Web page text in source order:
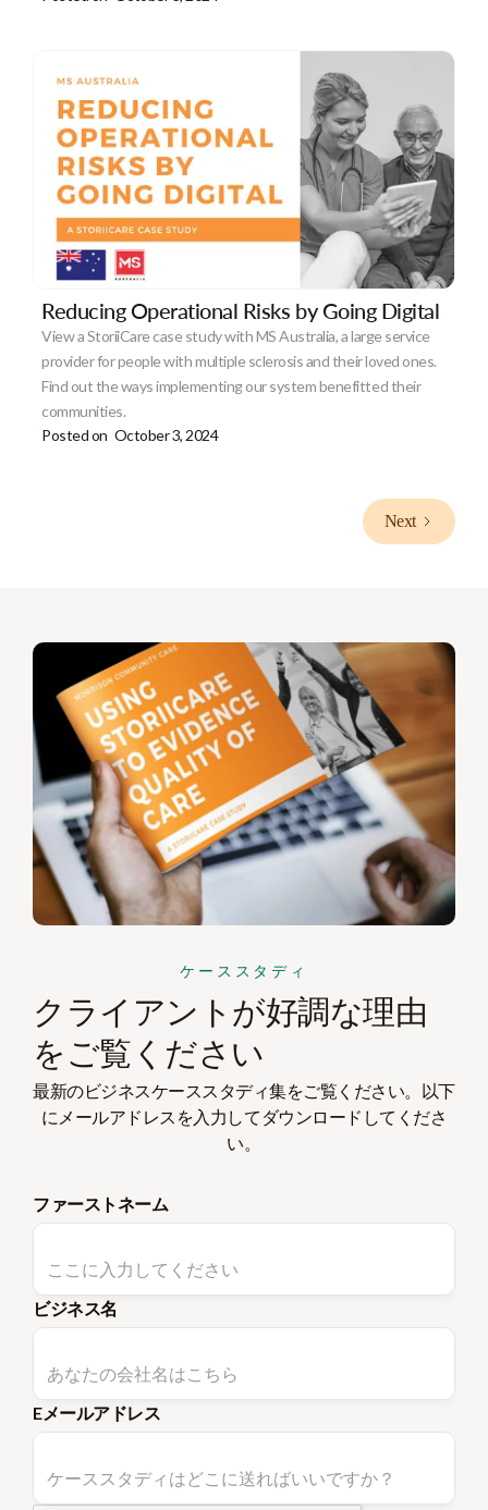
Reducing Operational Risks by Going Digital
View a StoriiCare case study with MS Australia, a large service
provider for people with multiple sclerosis and their loved ones.
Find out the ways implementing our system benefitted their
communities.
Posted on October 3, 2024
Next
ケーススタディ
クライアントが好調な理由
をご覧ください
最新のビジネスケーススタディ集をご覧ください。以下
にメールアドレスを入力してダウンロードしてくださ
い。
ファーストネーム
ビジネス名
Eメールアドレス